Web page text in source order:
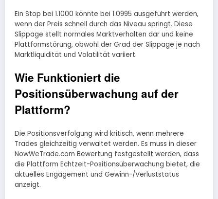
Ein Stop bei 1.1000 könnte bei 1.0995 ausgeführt werden,
wenn der Preis schnell durch das Niveau springt. Diese
Slippage stellt normales Marktverhalten dar und keine
Plattformstörung, obwohl der Grad der Slippage je nach
Marktliquidität und Volatilität variiert.
Wie Funktioniert die
Positionsüberwachung auf der
Plattform?
Die Positionsverfolgung wird kritisch, wenn mehrere
Trades gleichzeitig verwaltet werden. Es muss in dieser
NowWeTrade.com Bewertung festgestellt werden, dass
die Plattform Echtzeit-Positionsüberwachung bietet, die
aktuelles Engagement und Gewinn-/Verluststatus
anzeigt.